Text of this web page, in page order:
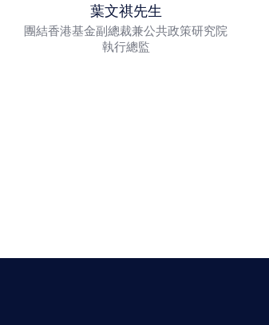
葉文祺先生
團結香港基金副總裁兼公共政策研究院
執行總監